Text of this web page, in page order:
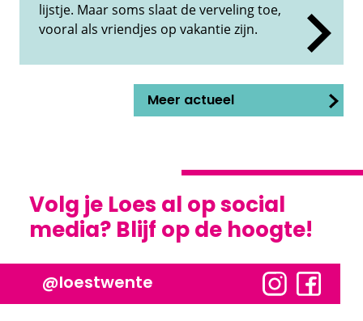
lijstje. Maar soms slaat de verveling toe,
vooral als vriendjes op vakantie zijn.
Meer actueel
Volg je Loes al op social
media? Blijf op de hoogte!
@loestwente